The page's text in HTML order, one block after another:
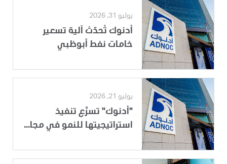
يوليو 31, 2026
أدنوك تُحدّث آلية تسعير
خامات نفط أبوظبي
يوليو 21, 2026
"أدنوك" تسرِّع تنفيذ
استراتيجيتها للنمو في مجا...